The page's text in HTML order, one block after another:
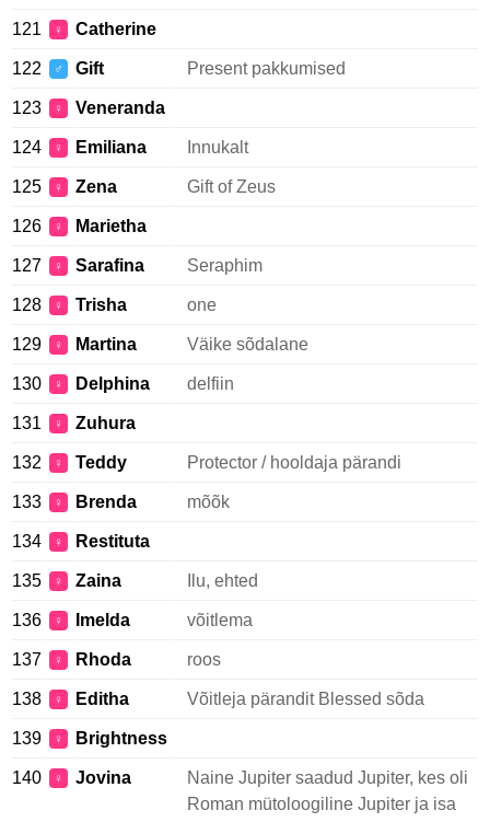
121 ♀ Catherine
122 ♂ Gift Present pakkumised
123 ♀ Veneranda
124 ♀ Emiliana Innukalt
125 ♀ Zena Gift of Zeus
126 ♀ Marietha
127 ♀ Sarafina Seraphim
128 ♀ Trisha one
129 ♀ Martina Väike sõdalane
130 ♀ Delphina delfiin
131 ♀ Zuhura
132 ♀ Teddy Protector / hooldaja pärandi
133 ♀ Brenda mõõk
134 ♀ Restituta
135 ♀ Zaina Ilu, ehted
136 ♀ Imelda võitlema
137 ♀ Rhoda roos
138 ♀ Editha Võitleja pärandit Blessed sõda
139 ♀ Brightness
140 ♀ Jovina
Naine Jupiter saadud Jupiter, kes oli
Roman mütoloogiline Jupiter ja isa